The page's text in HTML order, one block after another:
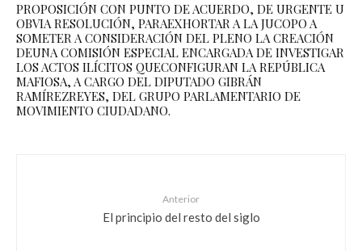
PROPOSICIÓN CON PUNTO DE ACUERDO, DE URGENTE U
OBVIA RESOLUCIÓN, PARAEXHORTAR A LA JUCOPO A
SOMETER A CONSIDERACIÓN DEL PLENO LA CREACIÓN
DEUNA COMISIÓN ESPECIAL ENCARGADA DE INVESTIGAR
LOS ACTOS ILÍCITOS QUECONFIGURAN LA REPÚBLICA
MAFIOSA, A CARGO DEL DIPUTADO GIBRÁN
RAMÍREZREYES, DEL GRUPO PARLAMENTARIO DE
MOVIMIENTO CIUDADANO.
Anterior
El principio del resto del siglo